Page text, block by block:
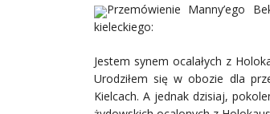
Przemówienie Manny’ego
kieleckiego:
Jestem synem ocalałych z
Urodziłem się w obozie dla
Kielcach. A jednak dzisiaj,